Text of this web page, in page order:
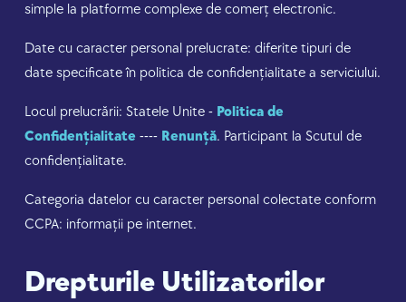
simple la platforme complexe de comerț electronic.
Date cu caracter personal prelucrate: diferite tipuri de
date specificate în politica de confidențialitate a serviciului.
Locul prelucrării: Statele Unite - Politica de
Confidențialitate ---- Renunță. Participant la Scutul de
confidențialitate.
Categoria datelor cu caracter personal colectate conform
CCPA: informații pe internet.
Drepturile Utilizatorilor